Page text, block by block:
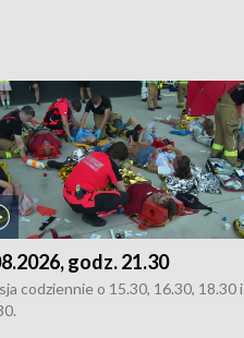
godz. 21.30
codziennie o 15.30, 16.30, 18.30 i